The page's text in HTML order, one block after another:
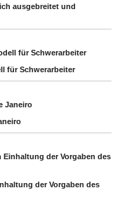
ausgebreitet und
für Schwerarbeiter
der Vorgaben des